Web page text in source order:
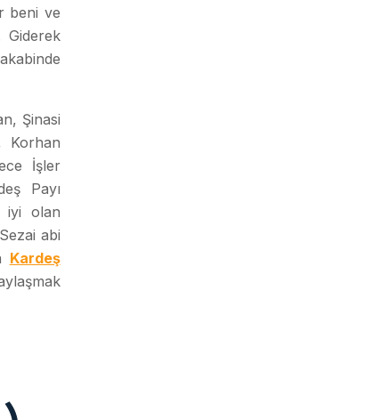
beni ve
Giderek
Şinasi
Korhan
İşler
Payı
iyi olan
abi
Kardeş